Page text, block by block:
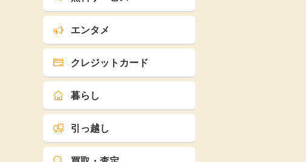
エンタメ
クレジットカード
暮らし
引っ越し